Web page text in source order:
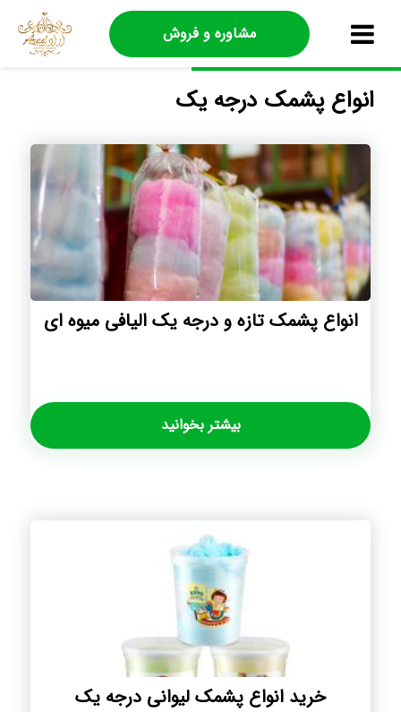
مشاوره و فروش
انواع پشمک درجه یک
انواع پشمک تازه و درجه یک الیافی میوه ای
بیشتر بخوانید
خرید انواع پشمک لیوانی درجه یک